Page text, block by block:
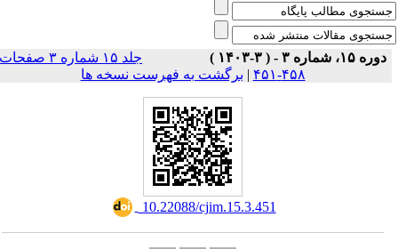
دوره ۱۵، شماره ۳ - ( ۳-۱۴۰۳ )
جلد ۱۵ شماره ۳ صفحات
۴۵۸-۴۵۱
|برگشت به فهرست نسخه ها
‎ 10.22088/cjim.15.3.451